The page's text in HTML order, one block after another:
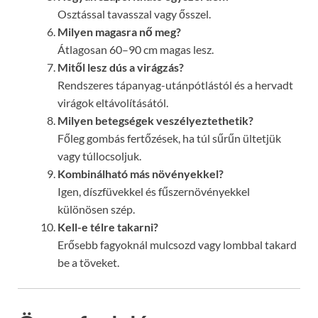
Osztással tavasszal vagy ősszel.
Milyen magasra nő meg?
Átlagosan 60–90 cm magas lesz.
Mitől lesz dús a virágzás?
Rendszeres tápanyag-utánpótlástól és a hervadt
virágok eltávolításától.
Milyen betegségek veszélyeztethetik?
Főleg gombás fertőzések, ha túl sűrűn ültetjük
vagy túllocsoljuk.
Kombinálható más növényekkel?
Igen, díszfüvekkel és fűszernövényekkel
különösen szép.
Kell-e télre takarni?
Erősebb fagyoknál mulcsozd vagy lombbal takard
be a töveket.